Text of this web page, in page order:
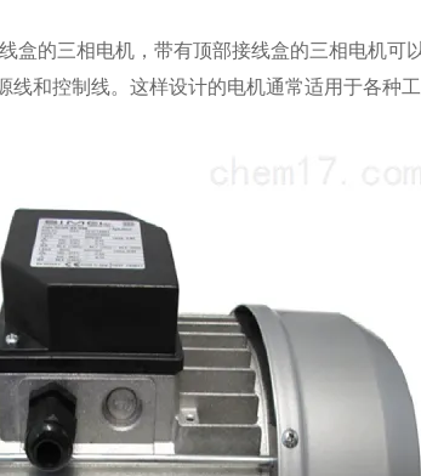
盒的三相电机，带有顶部接线盒的三相电机可
和控制线。这样设计的电机通常适用于各种工